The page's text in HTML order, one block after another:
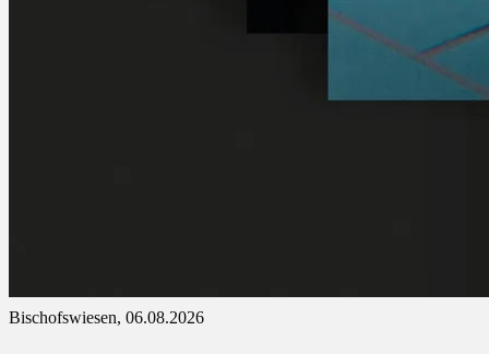
Bischofswiesen, 06.08.2026